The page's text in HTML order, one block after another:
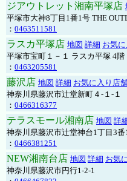
ジアウトレット湘南平塚店
平塚市大神8丁目1番1号 THE
： 0463511581
ラスカ平塚店 地図 詳細 お気
平塚市宝町１－１ ラスカ平塚 4階
： 0463205581
藤沢店 地図 詳細 お気に入り店
神奈川県藤沢市辻堂新町４-１-１
： 0466316377
テラスモール湘南店 地図 詳
神奈川県藤沢市辻堂神台1丁目3
： 0466381251
NEW湘南台店 地図 詳細 お気
神奈川県藤沢市円行1-2-1